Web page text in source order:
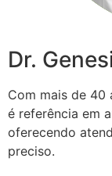
Dr.
Com mais de 40
é referência em
oferecendo
preciso.